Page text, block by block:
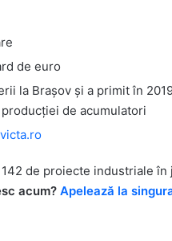
de euro
la Brașov și a primit în
de acumulatori
victa.ro
de proiecte industriale în
acum? Apelează la